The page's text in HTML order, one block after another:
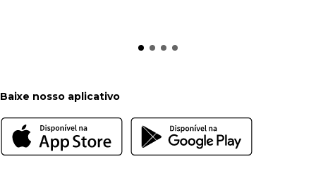
Baixe nosso aplicativo